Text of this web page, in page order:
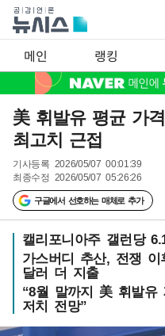
메인 랭킹
美 휘발유 평균 가
최고치 근접
기사등록 2026/05/07 00:01:39
최종수정 2026/05/07 05:26:26
구글에서 선호하는 매체로 추가
캘리포니아주 갤런당
가스버디 추산, 전쟁
달러 더 지출
“8월 말까지 美 휘발유
저치 전망”